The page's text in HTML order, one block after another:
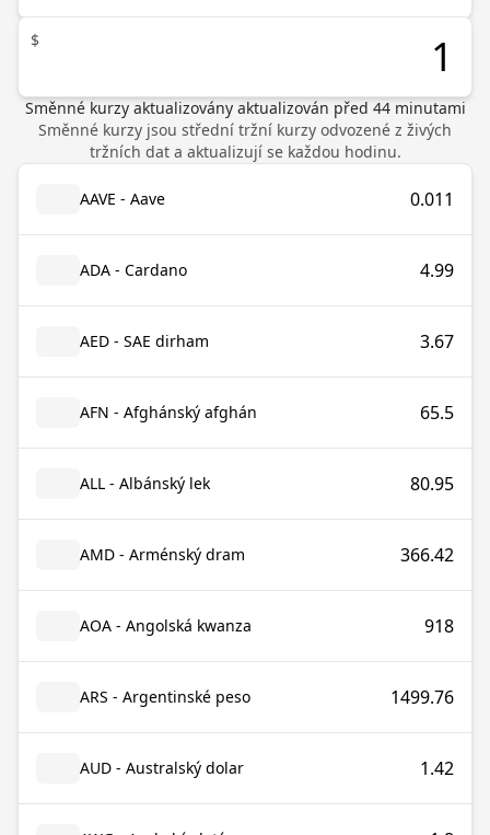
$
Směnné kurzy aktualizovány aktualizován před 44minutami
Směnné kurzy jsou střední tržní kurzy odvozené z živých
tržních dat a aktualizují se každou hodinu.
AAVE - Aave 0.011
ADA - Cardano 4.99
AED - SAE dirham 3.67
AFN - Afghánský afghán 65.5
ALL - Albánský lek 80.95
AMD - Arménský dram 366.42
AOA - Angolská kwanza 918
ARS - Argentinské peso 1499.76
AUD - Australský dolar 1.42